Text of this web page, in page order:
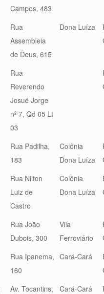
Campos, 483
Rua
Assembleia
de Deus, 615
Dona Luíza
Rua
Reverendo
Josué Jorge
nº 7, Qd 05 Lt
03
Rua Padilha,
183
Colônia
Dona Luíza
Rua Nilton
Luiz de
Castro
Colônia
Dona Luíza
Rua João
Dubois, 300
Vila
Ferroviário
Rua Ipanema,
160
Cará-Cará
Av. Tocantins,
Cará-Cará